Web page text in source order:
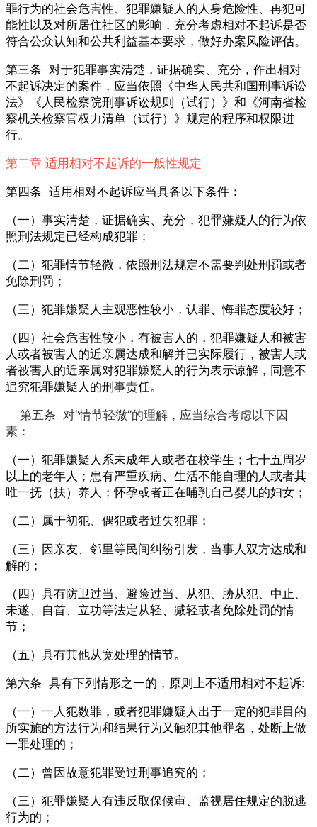
罪行为的社会危害性、犯罪嫌疑人的人身危险性、再犯可
能性以及对所居住社区的影响，充分考虑相对不起诉是否
符合公众认知和公共利益基本要求，做好办案风险评估。
第三条 对于犯罪事实清楚，证据确实、充分，作出相对
不起诉决定的案件，应当依照《中华人民共和国刑事诉讼
法》《人民检察院刑事诉讼规则（试行）》和《河南省检
察机关检察官权力清单（试行）》规定的程序和权限进
行。
第二章 适用相对不起诉的一般性规定
第四条 适用相对不起诉应当具备以下条件：
（一）事实清楚，证据确实、充分，犯罪嫌疑人的行为依
照刑法规定已经构成犯罪；
（二）犯罪情节轻微，依照刑法规定不需要判处刑罚或者
免除刑罚；
（三）犯罪嫌疑人主观恶性较小，认罪、悔罪态度较好；
（四）社会危害性较小，有被害人的，犯罪嫌疑人和被害
人或者被害人的近亲属达成和解并已实际履行，被害人或
者被害人的近亲属对犯罪嫌疑人的行为表示谅解，同意不
追究犯罪嫌疑人的刑事责任。
第五条 对“情节轻微”的理解，应当综合考虑以下因
素：
（一）犯罪嫌疑人系未成年人或者在校学生；七十五周岁
以上的老年人；患有严重疾病、生活不能自理的人或者其
唯一抚（扶）养人；怀孕或者正在哺乳自己婴儿的妇女；
（二）属于初犯、偶犯或者过失犯罪；
（三）因亲友、邻里等民间纠纷引发，当事人双方达成和
解的；
（四）具有防卫过当、避险过当、从犯、胁从犯、中止、
未遂、自首、立功等法定从轻、减轻或者免除处罚的情
节；
（五）具有其他从宽处理的情节。
第六条 具有下列情形之一的，原则上不适用相对不起诉:
（一）一人犯数罪，或者犯罪嫌疑人出于一定的犯罪目的
所实施的方法行为和结果行为又触犯其他罪名，处断上做
一罪处理的；
（二）曾因故意犯罪受过刑事追究的；
（三）犯罪嫌疑人有违反取保候审、监视居住规定的脱逃
行为的；